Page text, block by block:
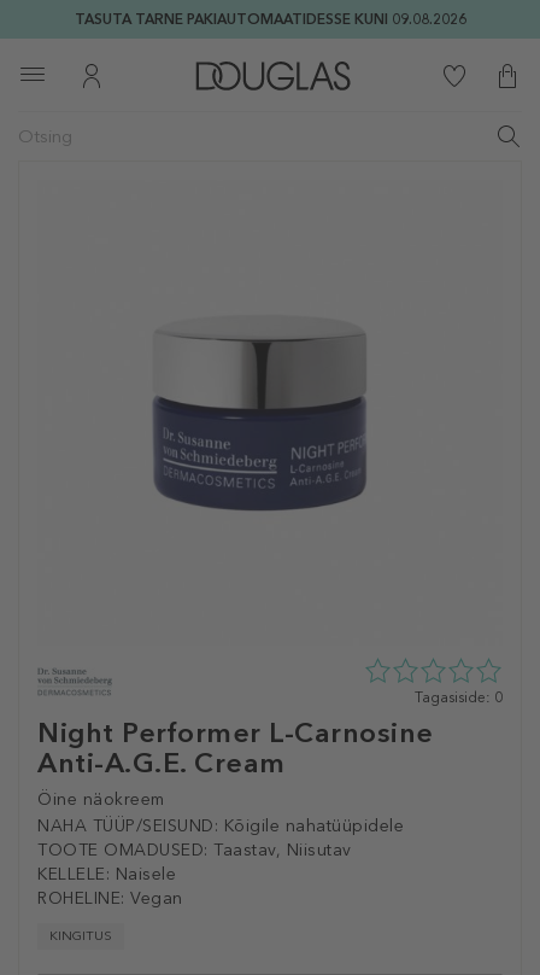
TASUTA TARNE PAKIAUTOMAATIDESSE KUNI 09.08.2026
Night Performer L-Carnosine
Anti-A.G.E. Cream
Öine näokreem
NAHA TÜÜP/SEISUND: Kõigile nahatüüpidele
TOOTE OMADUSED: Taastav, Niisutav
KELLELE: Naisele
ROHELINE: Vegan
KINGITUS
0
5st
Tagasiside: 0